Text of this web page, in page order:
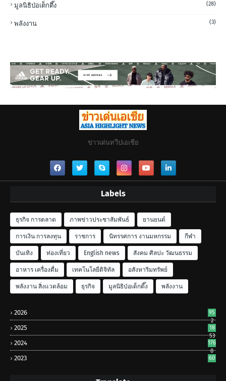
มูลนิธิป่อเต็กตึ๊ง (28)
พลังงาน (3)
ข่าวเด่นทวีปเอเชีย
Labels
ธุรกิจ การตลาด ภาพข่าวประชาสัมพันธ์ ยานยนต์
การเงิน การลงทุน ราชการ นิทรรศการ งานมหกรรม กีฬา
บันเทิง ท่องเที่ยว English news สังคม ศิลปะ วัฒนธรรม
อาหาร เครื่องดื่ม เทคโนโลยีดิจิทัล อสังหาริมทรัพย์
พลังงาน สิ่งแวดล้อม ธุรกิจ มูลนิธิป่อเต็กตึ๊ง พลังงาน
2026
95
2
2025
18
53
2024
176
0
2023 60